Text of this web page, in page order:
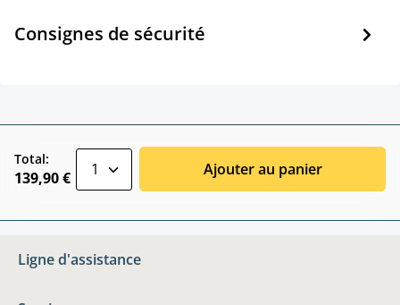
Consignes de sécurité
Total:
139,90 € Ajouter au panier
Ligne d'assistance